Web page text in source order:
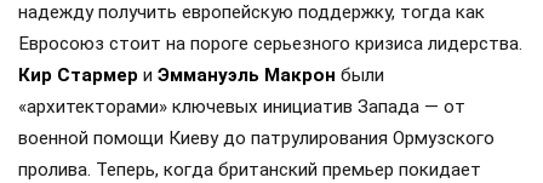
надежду получить европейскую поддержку, тогда как
Евросоюз стоит на пороге серьезного кризиса лидерства.
Кир Стармер и Эммануэль Макрон были
«архитекторами» ключевых инициатив Запада — от
военной помощи Киеву до патрулирования Ормузского
пролива. Теперь, когда британский премьер покидает